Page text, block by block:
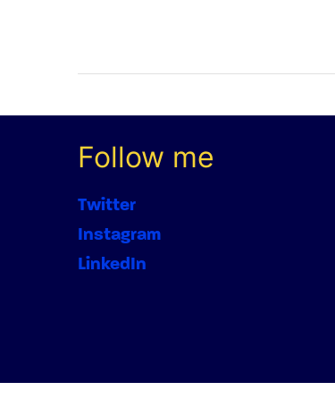
Follow me
Twitter
Instagram
LinkedIn